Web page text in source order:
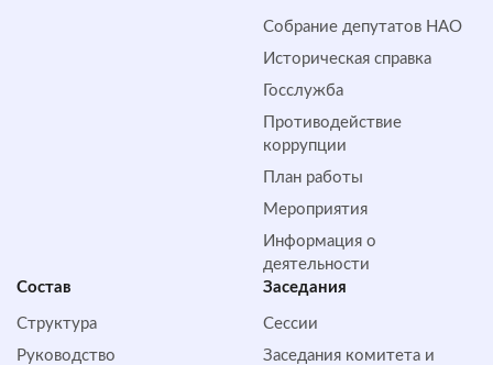
Собрание депутатов НАО
Историческая справка
Госслужба
Противодействие
коррупции
План работы
Мероприятия
Информация о
деятельности
Состав
Структура
Руководство
Заседания
Сессии
Заседания комитета и